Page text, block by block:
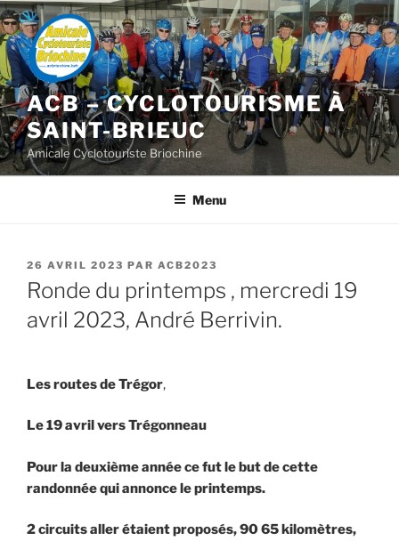
Aller
au
contenu
principal
ACB – CYCLOTOURISME À
SAINT-BRIEUC
Amicale Cyclotouriste Briochine
Menu
PUBLIÉ
LE
26 AVRIL 2023 PAR ACB2023
Ronde du printemps , mercredi 19
avril 2023, André Berrivin.
Les routes de Trégor,
Le 19 avril vers Trégonneau
Pour la deuxième année ce fut le but de cette
randonnée qui annonce le printemps.
2 circuits aller étaient proposés, 90 65 kilomètres,